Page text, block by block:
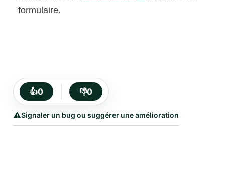
formulaire.
👍0 👎0
⚠️Signaler un bug ou suggérer une amélioration